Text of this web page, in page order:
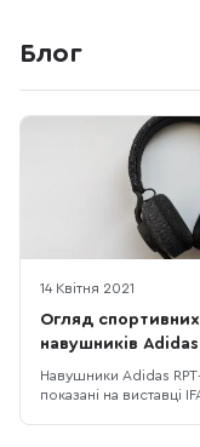
Блог
14 Квітня 2021
Огляд
навушників Adidas
Навушники Adidas
показані на виставці